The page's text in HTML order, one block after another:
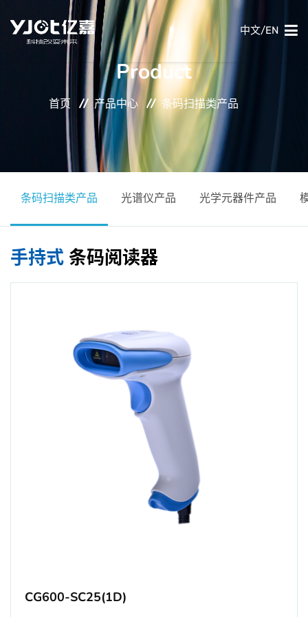
中文/EN
关于我们
新闻中心
Product
首页 产品中心 条码扫描类产品
条码扫描类产品 光谱仪产品 光学元器件产品
手持式 条码阅读器
CG600-SC25(1D)